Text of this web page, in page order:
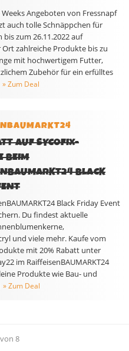
Angeboten von Fressnapf
auch tolle Schnäppchen für
zum 26.11.2022 auf
zahlreiche Produkte bis zu
mit hochwertigem Futter,
Zubehör für ein erfülltes
» Zum Deal
AUF SYCOFIX-
BEIM
BLACK
Black Friday Event
Du findest aktuelle
und viele mehr. Kaufe vom
mit 20% Rabatt unter
im RaiffeisenBAUMARKT24
Produkte wie Bau- und
» Zum Deal
8